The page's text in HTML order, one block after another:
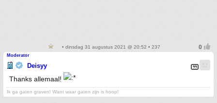
• dinsdag 31 augustus 2021 @ 20:52 • 237
Moderator
Deisyy
Thanks allemaal!
Ik ga gaten graven! Want waar gaten zijn is hoop!